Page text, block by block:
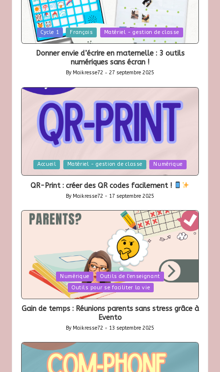
PostedCycle 1 Français Matériel - gestion de classe
Donner envie d’écrire en maternelle : 3 outils
numériques sans écran !
Posted
By Maikresse72 27 septembre 2025
PostedAccueil Matériel - gestion de classe Numérique
QR-Print : créer des QR codes facilement !
Posted
By Maikresse72 17 septembre 2025
Posted
Numérique
Outils de l'enseignant
Outils pour se faciliter la vie
Gain de temps : Réunions parents sans stress grâce à
Evento
Posted
by
By Maikresse72 13 septembre 2025